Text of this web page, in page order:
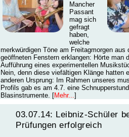
Mancher
Passant
mag sich
gefragt
haben,
welche
merkwürdigen Töne am Freitagmorgen aus
geöffneten Fenstern erklangen: Hörte man
Aufführung eines experimentellen
Nein, denn diese viefältigen Klänge hatten
anderen Ursprung: Im Rahmen unseres
Profils gab es am 4.7. eine
Blasinstrumente. [Mehr...]
03.07.14: Leibniz-Schüler
Prüfungen erfolgreich